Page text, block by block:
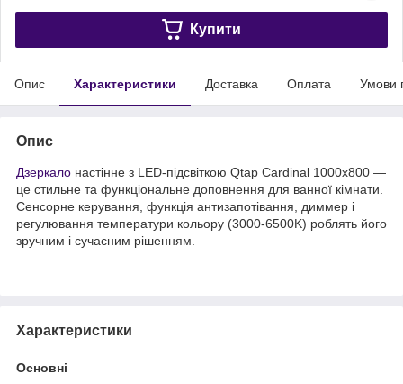
Купити
Опис Характеристики Доставка Оплата Умови
Опис
Дзеркало настінне з LED-підсвіткою Qtap Cardinal 1000x800 —
це стильне та функціональне доповнення для ванної кімнати.
Сенсорне керування, функція антизапотівання, диммер і
регулювання температури кольору (3000-6500K) роблять його
зручним і сучасним рішенням.
Характеристики
Основні